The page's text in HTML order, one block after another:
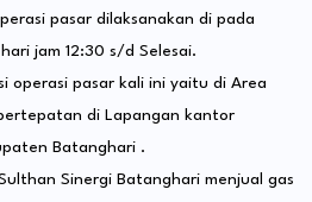
pasar dilaksanakan di pada
jam 12:30 s/d Selesai.
operasi pasar kali ini yaitu di Area
di Lapangan kantor
Batanghari .
Sinergi Batanghari menjual gas